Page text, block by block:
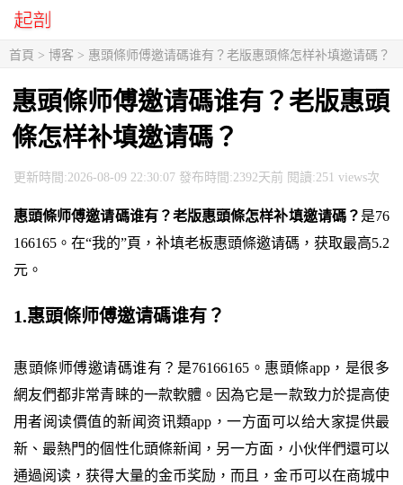
首頁 > 博客 > 惠頭條师傅邀请碼谁有？老版惠頭條怎样补填邀请碼？
惠頭條师傅邀请碼谁有？老版惠頭
條怎样补填邀请碼？
更新時間:2026-08-09 22:30:07 發布時間:2392天前 閱讀:251 views次
惠頭條师傅邀请碼谁有？老版惠頭條怎样补填邀请碼？ 是76
166165。在“我的”頁，补填老板惠頭條邀请碼，获取最高5.2
元。
1.惠頭條师傅邀请碼谁有？
惠頭條师傅邀请碼谁有？是76166165。惠頭條app，是很多
網友們都非常青睐的一款軟體。因為它是一款致力於提高使
用者阅读價值的新闻资讯類app，一方面可以给大家提供最
新、最熱門的個性化頭條新闻，另一方面，小伙伴們還可以
通過阅读，获得大量的金币奖励，而且，金币可以在商城中